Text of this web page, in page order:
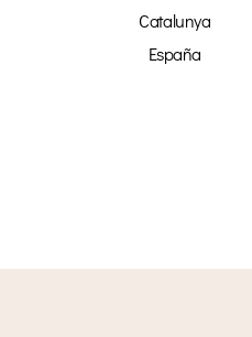
Catalunya
España